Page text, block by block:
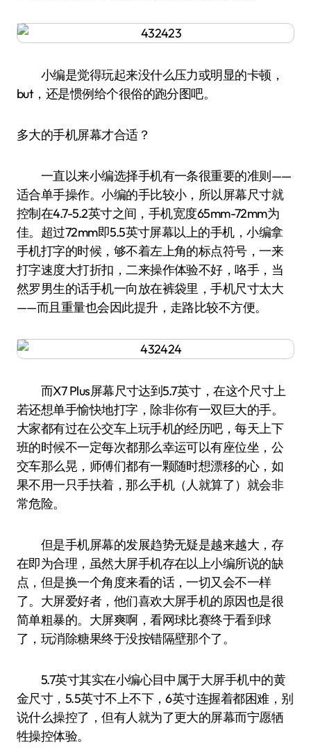
小编是觉得玩起来没什么压力或明显的卡顿，
but，还是惯例给个很俗的跑分图吧。
多大的手机屏幕才合适？
一直以来小编选择手机有一条很重要的准则——
适合单手操作。小编的手比较小，所以屏幕尺寸就
控制在4.7-5.2英寸之间，手机宽度65mm-72mm为
佳。超过72mm即5.5英寸屏幕以上的手机，小编拿
手机打字的时候，够不着左上角的标点符号，一来
打字速度大打折扣，二来操作体验不好，咯手，当
然罗男生的话手机一向放在裤袋里，手机尺寸太大
——而且重量也会因此提升，走路比较不方便。
而X7 Plus屏幕尺寸达到5.7英寸，在这个尺寸上
若还想单手愉快地打字，除非你有一双巨大的手。
大家都有过在公交车上玩手机的经历吧，每天上下
班的时候不一定每次都那么幸运可以有座位坐，公
交车那么晃，师傅们都有一颗随时想漂移的心，如
果不用一只手扶着，那么手机（人就算了）就会非
常危险。
但是手机屏幕的发展趋势无疑是越来越大，存
在即为合理，虽然大屏手机存在以上小编所说的缺
点，但是换一个角度来看的话，一切又会不一样
了。大屏爱好者，他们喜欢大屏手机的原因也是很
简单粗暴的。大屏爽啊，看网球比赛终于看到球
了，玩消除糖果终于没按错隔壁那个了。
5.7英寸其实在小编心目中属于大屏手机中的黄
金尺寸，5.5英寸不上不下，6英寸连握着都困难，别
说什么操控了，但有人就为了更大的屏幕而宁愿牺
牲操控体验。